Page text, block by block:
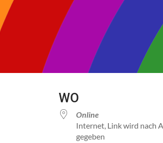
WO
Online
Internet, Link wird nach
gegeben